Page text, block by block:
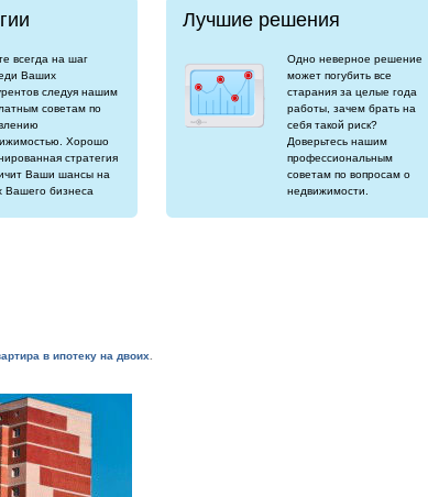
всегда на шаг
Ваших
следуя нашим
советам по
Хорошо
стратегия
Ваши шансы на
Вашего бизнеса
Лучшие решения
Одно неверное решение
может погубить все
старания за целые года
работы, зачем брать на
себя такой риск?
Доверьтесь нашим
профессиональным
советам по вопросам о
недвижимости.
в ипотеку на двоих